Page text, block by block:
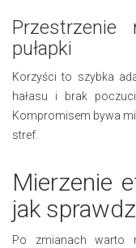
pułapki
Korzyści to szybka
hałasu i brak
Kompromisem bywa
stref.
Mierzenie
jak
Po zmianach warto